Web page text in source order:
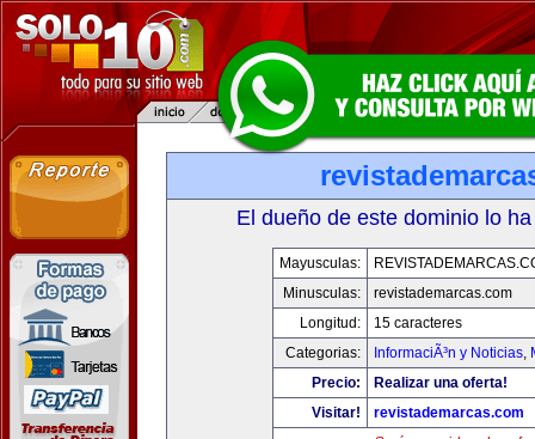
El dueño de este dominio lo
Mayusculas:
Minusculas:
revistademarcas.com
Longitud:
15 caracteres
Categorias:
InformaciÃ³n y Noticias,
Precio:
Realizar una oferta!
Visitar!
revistademarcas.com